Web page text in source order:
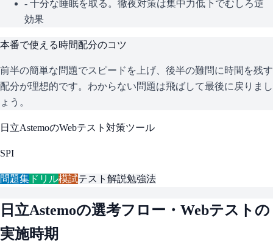
- 十分な睡眠を取る。徹夜対策は集中力低下でむしろ逆
効果
本番で使える時間配分のコツ
前半の簡単な問題でスピードを上げ、後半の難問に時間を残す
配分が理想的です。わからない問題は飛ばして最後に戻りまし
ょう。
日立AstemoのWebテスト対策ツール
SPI
問題集 ドリル模試テスト解説勉強法
日立Astemoの選考フロー・Webテストの
実施時期